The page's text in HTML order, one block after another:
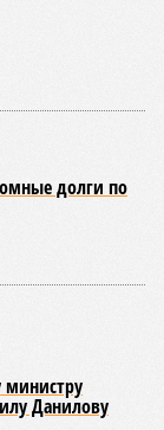
долги по
министру
Данилову